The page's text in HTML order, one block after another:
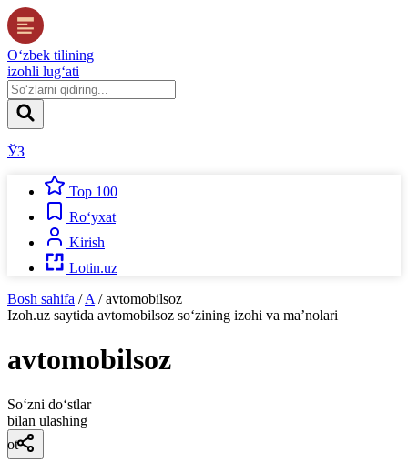
O‘zbek tilining
izohli lug‘ati
ЎЗ
Top 100
Ro‘yxat
Kirish
Lotin.uz
Bosh sahifa / A / avtomobilsoz
Izoh.uz saytida avtomobilsoz so‘zining izohi va ma’nolari
avtomobilsoz
So‘zni do‘stlar
bilan ulashing
ot